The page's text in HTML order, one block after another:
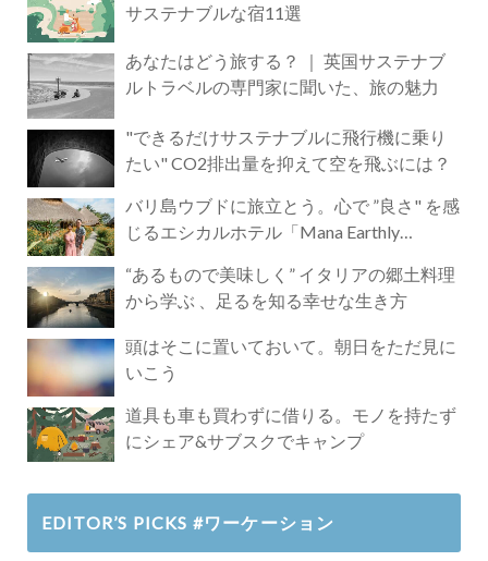
サステナブルな宿11選
あなたはどう旅する？ ｜ 英国サステナブ
ルトラベルの専門家に聞いた、旅の魅力
"できるだけサステナブルに飛行機に乗り
たい" CO2排出量を抑えて空を飛ぶには？
バリ島ウブドに旅立とう。心で ”良さ" を感
じるエシカルホテル「Mana Earthly
“あるもので美味しく” イタリアの郷土料理
から学ぶ 、足るを知る幸せな生き方
頭はそこに置いておいて。朝日をただ見に
いこう
道具も車も買わずに借りる。モノを持たず
にシェア&サブスクでキャンプ
EDITOR’S PICKS #ワーケーション